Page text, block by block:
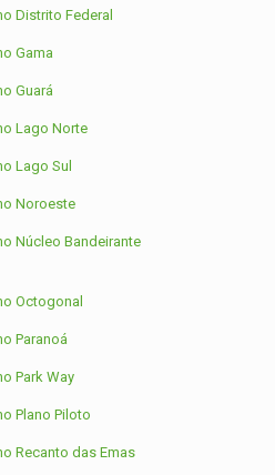
Distrito Federal
Gama
Guará
Lago Norte
Lago Sul
Noroeste
Núcleo Bandeirante
Octogonal
Paranoá
Park Way
Plano Piloto
Recanto das Emas